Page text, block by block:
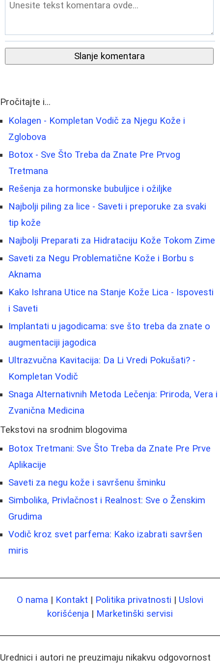
Slanje komentara
Pročitajte i...
Kolagen - Kompletan Vodič za Njegu Kože i
Zglobova
Botox - Sve Što Treba da Znate Pre Prvog
Tretmana
Rešenja za hormonske bubuljice i ožiljke
Najbolji piling za lice - Saveti i preporuke za svaki
tip kože
Najbolji Preparati za Hidrataciju Kože Tokom Zime
Saveti za Negu Problematične Kože i Borbu s
Aknama
Kako Ishrana Utice na Stanje Kože Lica - Ispovesti
i Saveti
Implantati u jagodicama: sve što treba da znate o
augmentaciji jagodica
Ultrazvučna Kavitacija: Da Li Vredi Pokušati? -
Kompletan Vodič
Snaga Alternativnih Metoda Lečenja: Priroda, Vera i
Zvanična Medicina
Tekstovi na srodnim blogovima
Botox Tretmani: Sve Što Treba da Znate Pre Prve
Aplikacije
Saveti za negu kože i savršenu šminku
Simbolika, Privlačnost i Realnost: Sve o Ženskim
Grudima
Vodič kroz svet parfema: Kako izabrati savršen
miris
O nama | Kontakt | Politika privatnosti | Uslovi
korišćenja | Marketinški servisi
Urednici i autori ne preuzimaju nikakvu odgovornost